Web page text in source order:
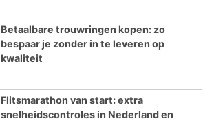
Betaalbare trouwringen kopen: zo
bespaar je zonder in te leveren op
kwaliteit
Flitsmarathon van start: extra
snelheidscontroles in Nederland en